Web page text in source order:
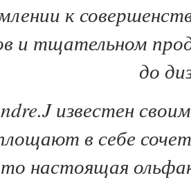
к
и тщательном
до
известен
в себе
настоящая